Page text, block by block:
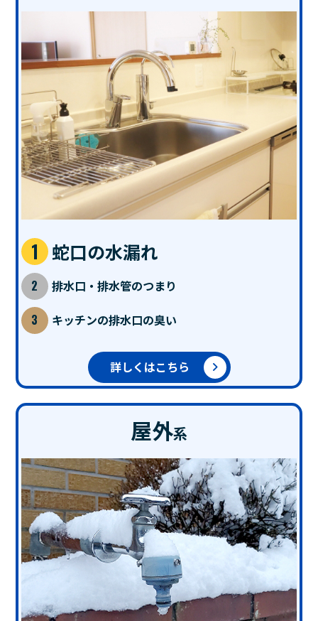
蛇口の水漏れ
排水口・排水管のつまり
キッチンの排水口の臭い
詳しくはこちら
屋外系